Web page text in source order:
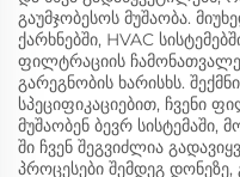
გაუმჯობესოს მუშაობა.
ქარხნებში, HVAC
ფილტრაციის
გარეგნობის ხარისხს.
სპეციფიკაციებით, ჩვენი
მუშაობენ ბევრ სისტემაში,
ში ჩვენ შეგვიძლია
პროცესები შემდეგ